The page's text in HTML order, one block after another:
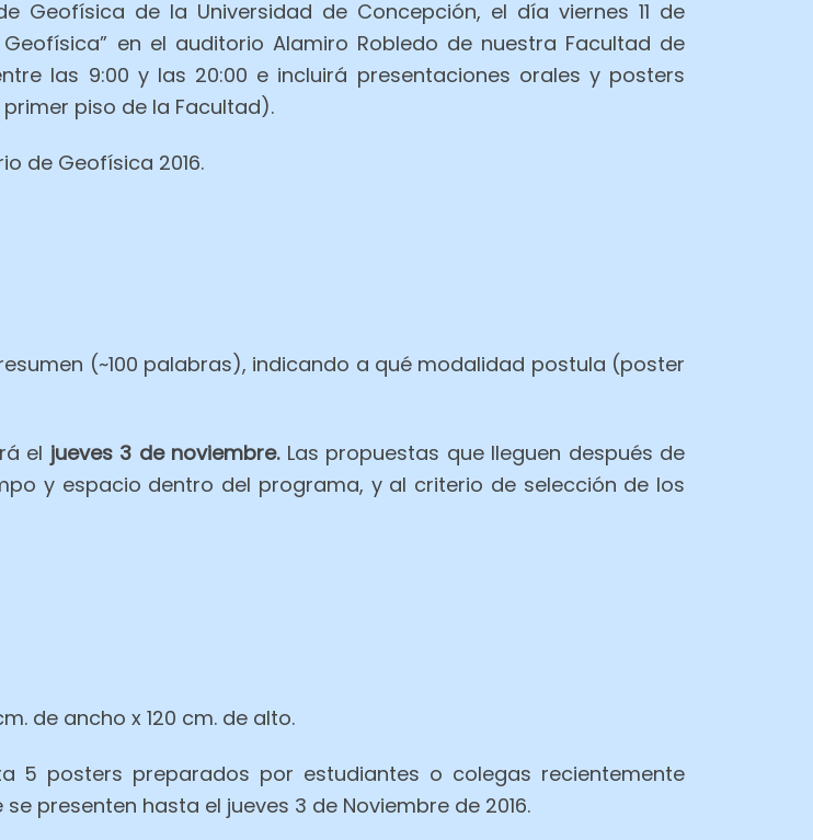
Geofísica de la Universidad de Concepción, el día viernes 11 de
en el auditorio Alamiro Robledo de nuestra Facultad de
las 9:00 y las 20:00 e incluirá presentaciones orales y posters
piso de la Facultad).
de Geofísica 2016.
(~100 palabras), indicando a qué modalidad postula (poster
el jueves 3 de noviembre. Las propuestas que lleguen después de
y espacio dentro del programa, y al criterio de selección de los
de ancho x 120 cm. de alto.
5 posters preparados por estudiantes o colegas recientemente
presenten hasta el jueves 3 de Noviembre de 2016.